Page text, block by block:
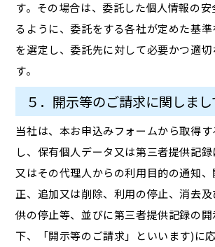
す。その場合は、委託した個人情報の
るように、委託をする各社が定めた基
を選定し、委託先に対して必要かつ適
す。
５．開示等のご請求に関しまし
当社は、本お申込みフォームから取得
し、保有個人データ又は第三者提供記
又はその代理人からの利用目的の通知
正、追加又は削除、利用の停止、消去
供の停止等、並びに第三者提供記録の
下、「開示等のご請求」といいます)に応